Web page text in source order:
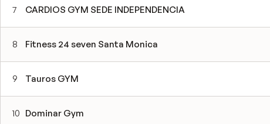
7 CARDIOS GYM SEDE INDEPENDENCIA
8 Fitness 24 seven Santa Monica
9 Tauros GYM
10 Dominar Gym